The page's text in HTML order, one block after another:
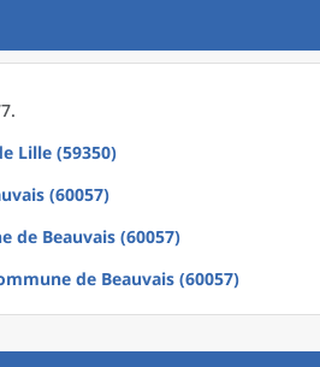
Lille (59350)
(60057)
de Beauvais (60057)
de Beauvais (60057)